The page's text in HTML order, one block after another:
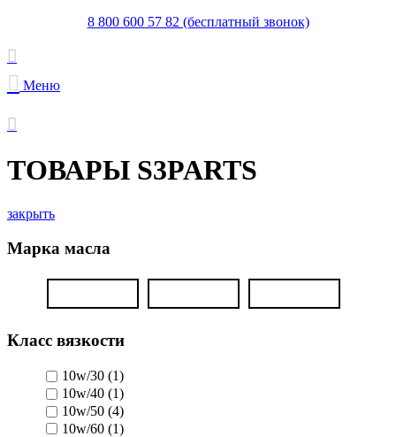
8 800 600 57 82 (бесплатный звонок)
Меню
ТОВАРЫ S3PARTS
закрыть
Марка масла
Класс вязкости
10w/30 (1)
10w/40 (1)
10w/50 (4)
10w/60 (1)